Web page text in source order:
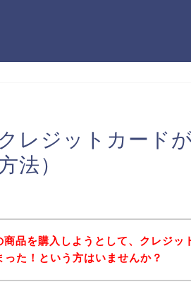
レジットカード
法）
品を購入しようとして、クレジッ
った！という方はいませんか？